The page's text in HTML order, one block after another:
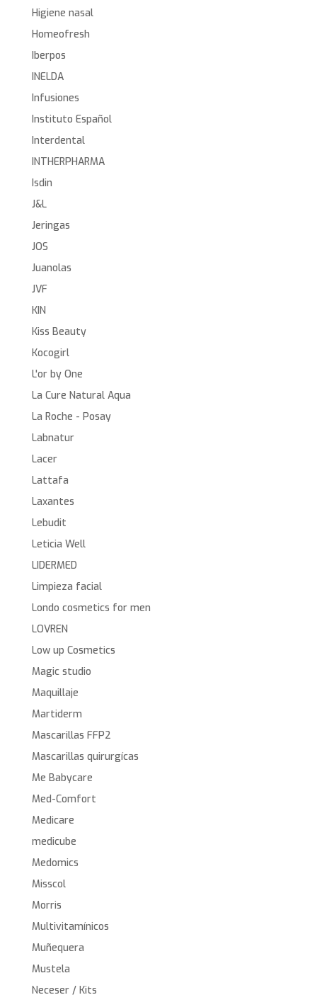
Higiene nasal
Homeofresh
Iberpos
INELDA
Infusiones
Instituto Español
Interdental
INTHERPHARMA
Isdin
J&L
Jeringas
JOS
Juanolas
JVF
KIN
Kiss Beauty
Kocogirl
L'or by One
La Cure Natural Aqua
La Roche - Posay
Labnatur
Lacer
Lattafa
Laxantes
Lebudit
Leticia Well
LIDERMED
Limpieza facial
Londo cosmetics for men
LOVREN
Low up Cosmetics
Magic studio
Maquillaje
Martiderm
Mascarillas FFP2
Mascarillas quirurgícas
Me Babycare
Med-Comfort
Medicare
medicube
Medomics
Misscol
Morris
Multivitamínicos
Muñequera
Mustela
Neceser / Kits